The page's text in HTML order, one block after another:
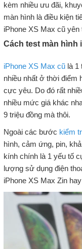
kèm nhiều ưu đãi,
màn hình là điều kiện
iPhone XS Max cũ yên
Cách test màn hình
iPhone XS Max cũlà 1
nhiều nhất ở thời điểm
cực yêu. Do đó rất
nhiều mức giá khác
9 triệu đồng mà thôi.
Ngoài các bước kiểm
hình, cảm ứng, pin,
kính chính là 1 yếu tố
lượng sử dụng điện
iPhone XS Max Zin